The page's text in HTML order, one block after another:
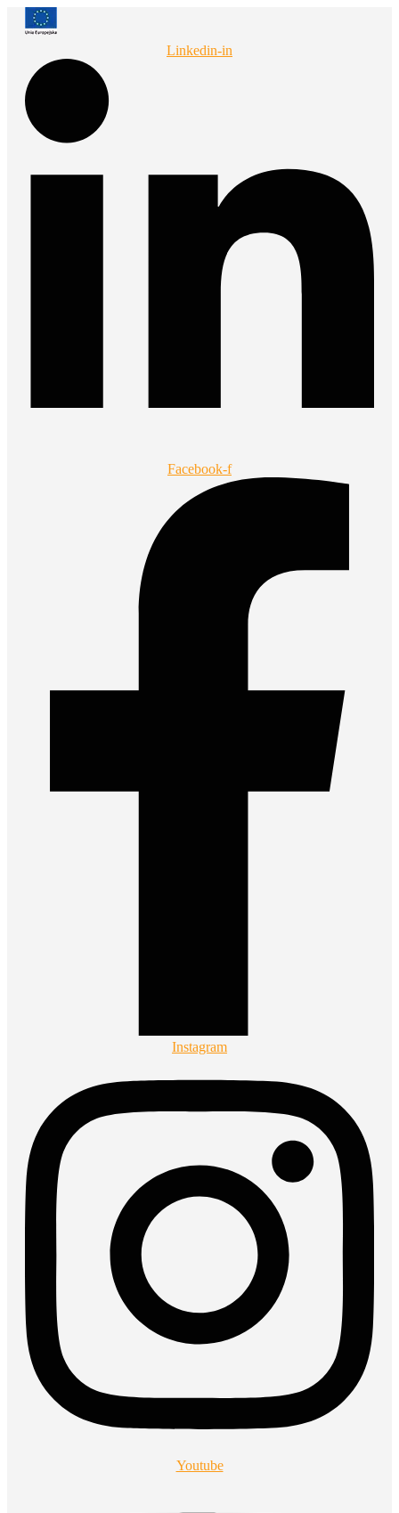
Przejdź
Linkedin-in
Facebook-f
Instagram
Youtube